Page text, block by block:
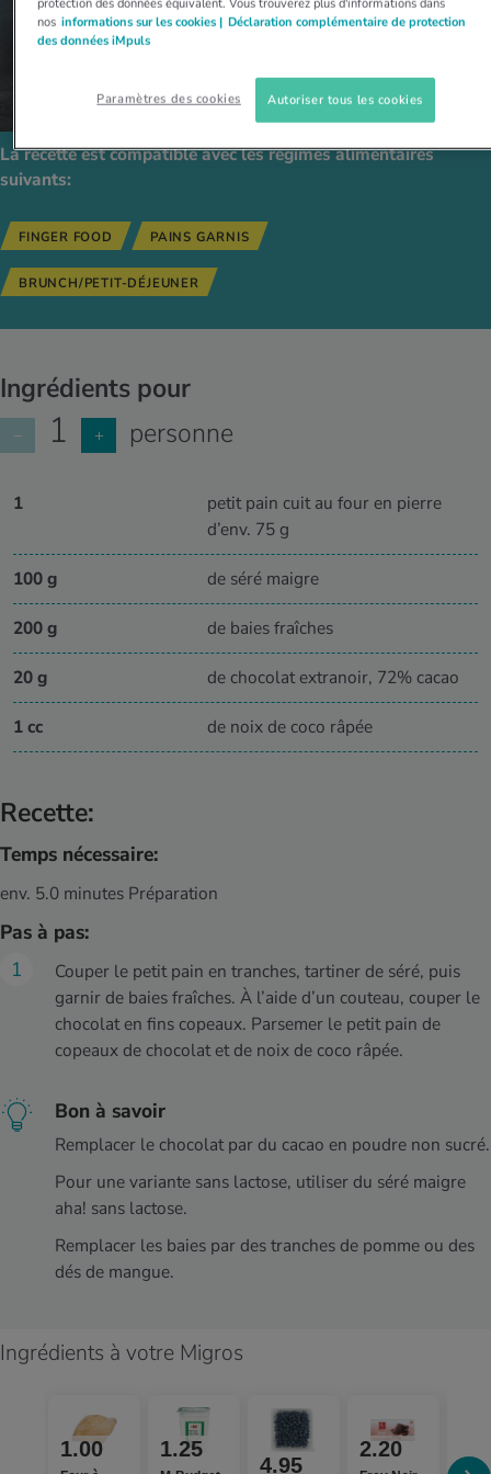
La recette est compatible avec les régimes alimentaires
suivants:
FINGER FOOD PAINS GARNIS
BRUNCH/PETIT-DÉJEUNER
Ingrédients pour
− 1 + personne
1
petit pain cuit au four en pierre
d’env. 75 g
100 g de séré maigre
200 g de baies fraîches
20 g de chocolat extranoir, 72% cacao
1 cc de noix de coco râpée
Recette:
Temps nécessaire:
env. 5.0 minutes Préparation
Pas à pas:
Couper le petit pain en tranches, tartiner de séré, puis
garnir de baies fraîches. À l’aide d’un couteau, couper le
chocolat en fins copeaux. Parsemer le petit pain de
copeaux de chocolat et de noix de coco râpée.
Bon à savoir
Remplacer le chocolat par du cacao en poudre non sucré.
Pour une variante sans lactose, utiliser du séré maigre
aha! sans lactose.
Remplacer les baies par des tranches de pomme ou des
dés de mangue.
Ingrédients à votre Migros
1.00 1.25
4.95
2.20
nos informations sur les cookies | Déclaration complémentaire de protection
des données iMpuls
Paramètres des cookies Autoriser tous les cookies